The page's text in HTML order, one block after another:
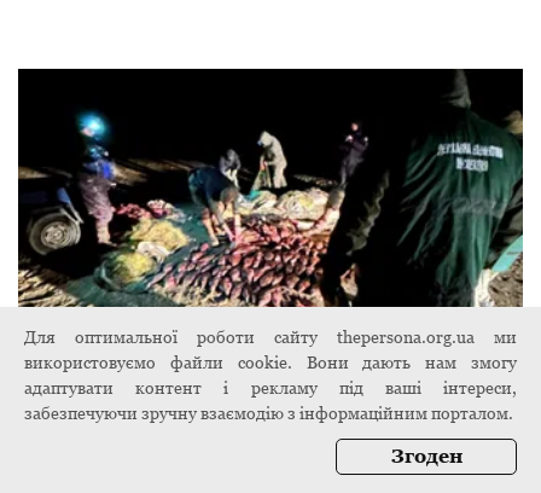
У Сулинському заказнику виявили
порушення вимог природоохоронного
законодавства на 7 мільйонів гривень
7 листопада 2024
Для оптимальної роботи сайту thepersona.org.ua ми
використовуємо файли cookie. Вони дають нам змогу
адаптувати контент і рекламу під ваші інтереси,
забезпечуючи зручну взаємодію з інформаційним порталом.
Згоден